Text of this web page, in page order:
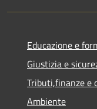
Educazione e
Giustizia e
Tributi,finanze e
Ambiente